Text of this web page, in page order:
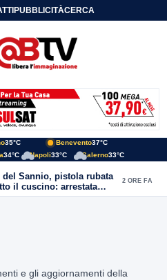
PUBBLICITÀCERCA
35°C Benevento37°C
34°C Napoli33°C Salerno33°C
Sannio, pistola rubata
il cuscino: arrestata
2 ORE FA
e gli aggiornamenti della